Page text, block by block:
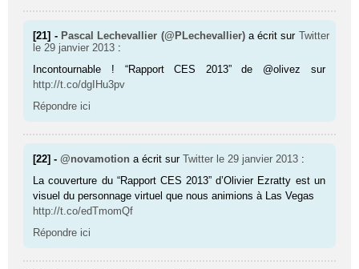
[21] - Pascal Lechevallier (@PLechevallier) a écrit sur Twitter
le 29 janvier 2013 :
Incontournable ! “Rapport CES 2013” de @olivez sur
http://t.co/dgIHu3pv
Répondre ici
[22] -@novamotion a écrit surTwitter le 29 janvier 2013 :
La couverture du “Rapport CES 2013” d’Olivier Ezratty est un
visuel du personnage virtuel que nous animions à Las Vegas
http://t.co/edTmomQf
Répondre ici